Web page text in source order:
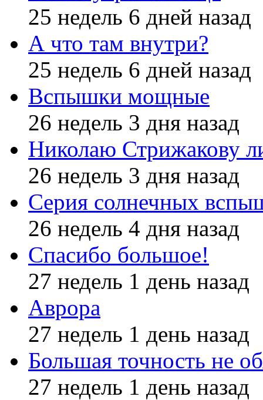
25 недель 6 дней назад
А что там внутри?
25 недель 6 дней назад
Вспышки мощные
26 недель 3 дня назад
Николаю Стрижакову
26 недель 3 дня назад
Серия солнечных
26 недель 4 дня назад
Спасибо большое!
27 недель 1 день назад
Аврора
27 недель 1 день назад
Большая точность не
27 недель 1 день назад